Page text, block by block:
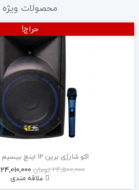
محصولات ویژه
اکو شارژی برین 12 اینچ بیسیم B12300 W
24,500,000 تومان
24,010,000 تومان
علاقه مندی
حراج!